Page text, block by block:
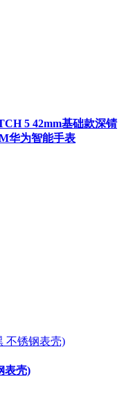
5 42mm基础款深锖
华为智能手表
表壳)